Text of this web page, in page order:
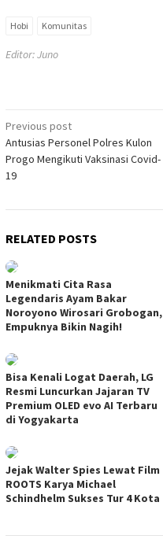
Hobi Komunitas
Editor: Juno
Post
navigation
Previous post
Antusias Personel Polres Kulon
Progo Mengikuti Vaksinasi Covid-
19
RELATED POSTS
Menikmati Cita Rasa
Legendaris Ayam Bakar
Noroyono Wirosari Grobogan,
Empuknya Bikin Nagih!
Bisa Kenali Logat Daerah, LG
Resmi Luncurkan Jajaran TV
Premium OLED evo AI Terbaru
di Yogyakarta
Jejak Walter Spies Lewat Film
ROOTS Karya Michael
Schindhelm Sukses Tur 4 Kota